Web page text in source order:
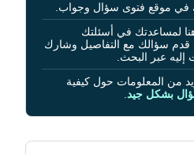
في موقع فتوى سؤال وجواب.
لمساعدتك في أسئلتك
قدم سؤالك مع التفاصيل وشارك
عبر البحث.
من المعلومات حول كيفية
بشكل جيد